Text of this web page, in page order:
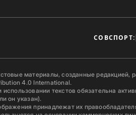
СОВСПОРТ:
материалы, созданные редакцией,
4.0 International.
использовании текстов обязательна
он указан).
принадлежат их